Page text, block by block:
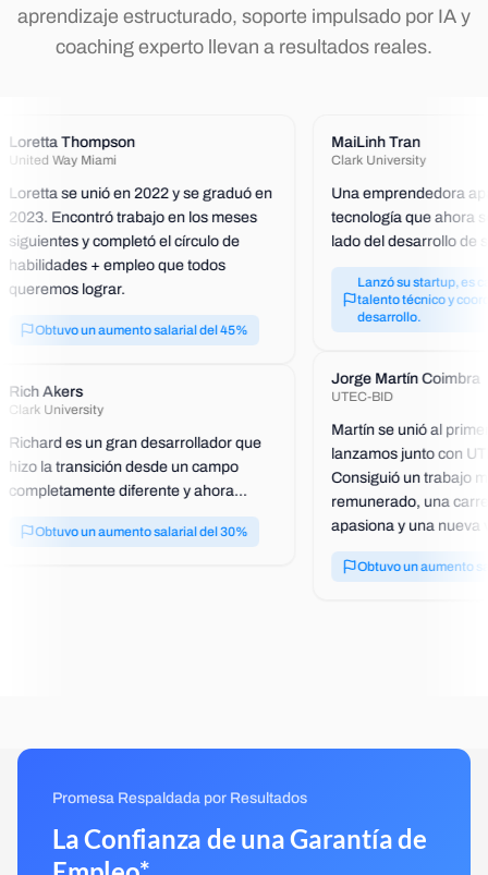
aprendizaje estructurado, soporte impulsado por IA y
coaching experto llevan a resultados reales.
Loretta Thompson
United Way Miami
Loretta se unió en 2022 y se graduó en
2023. Encontró trabajo en los meses
siguientes y completó el círculo de
habilidades + empleo que todos
queremos lograr.
Obtuvo un aumento salarial del 45%
Rich Akers
Clark University
Richard es un gran desarrollador que
hizo la transición desde un campo
completamente diferente y ahora
trabaja como desarrollador web en el
sector tecnológico.
Obtuvo un aumento salarial del 30%
MaiLinh Tran
Clark University
Una emprendedora
tecnología que ahora
lado del desarrollo de
Lanzó su startup, es
talento técnico y
desarrollo.
Jorge Martín Coimbra
UTEC-BID
Martín se unió al
lanzamos junto con
Consiguió un trabajo
remunerado, una
apasiona y una nueva
Obtuvo un aumento
Promesa Respaldada por Resultados
La Confianza de una Garantía de